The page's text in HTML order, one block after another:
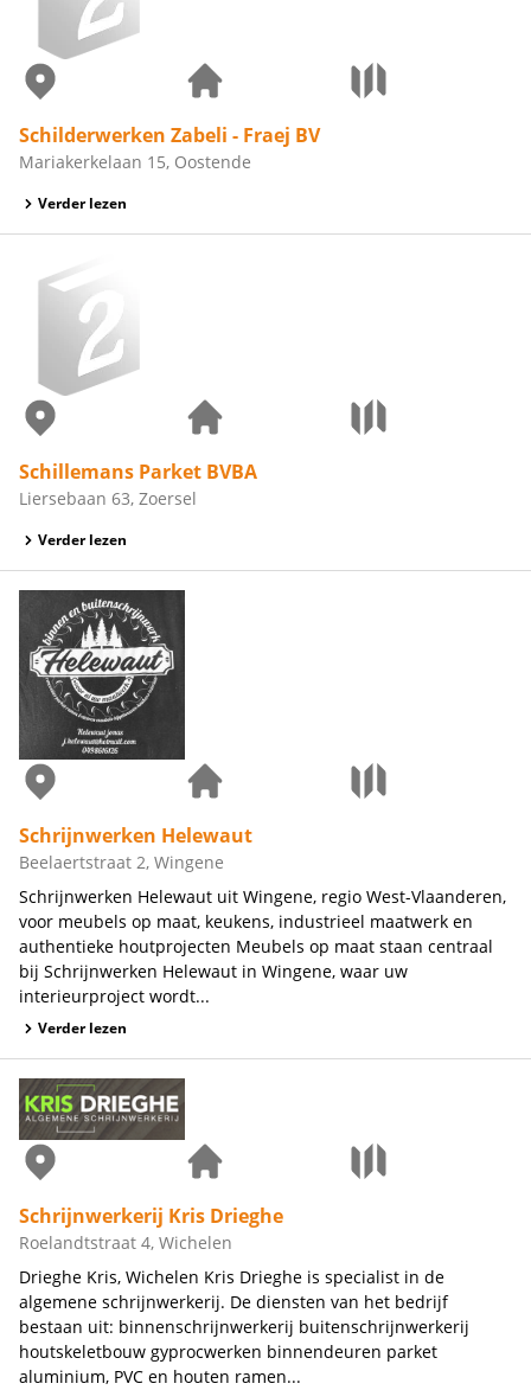
Schilderwerken Zabeli - Fraej BV
Mariakerkelaan 15, Oostende
Verder lezen
Schillemans Parket BVBA
Liersebaan 63, Zoersel
Verder lezen
Schrijnwerken Helewaut
Beelaertstraat 2, Wingene
Schrijnwerken Helewaut uit Wingene, regio West-Vlaanderen,
voor meubels op maat, keukens, industrieel maatwerk en
authentieke houtprojecten Meubels op maat staan centraal
bij Schrijnwerken Helewaut in Wingene, waar uw
interieurproject wordt...
Verder lezen
Schrijnwerkerij Kris Drieghe
Roelandtstraat 4, Wichelen
Drieghe Kris, Wichelen Kris Drieghe is specialist in de
algemene schrijnwerkerij. De diensten van het bedrijf
bestaan uit: binnenschrijnwerkerij buitenschrijnwerkerij
houtskeletbouw gyprocwerken binnendeuren parket
aluminium, PVC en houten ramen...